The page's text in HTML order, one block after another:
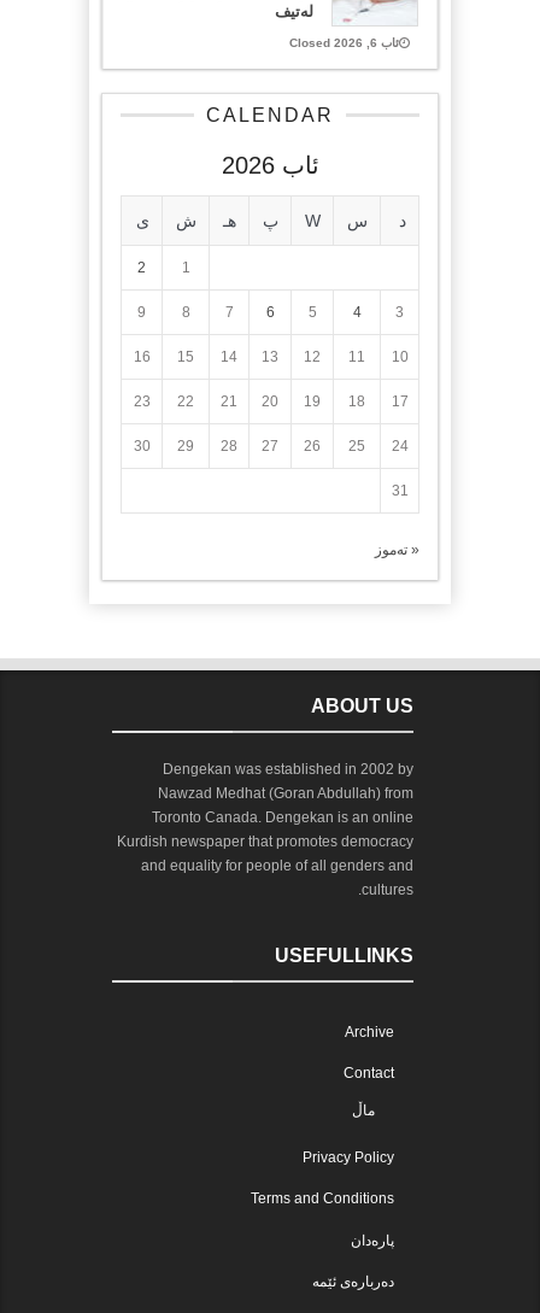
لەتیف
ئاب 6, 2026 Closed
CALENDAR
ئاب 2026
د س W پ هـ ش ی
1
2
3
4
5
6
7
8
9
10
11
12
13
14
15
16
17
18
19
20
21
22
23
24
25
26
27
28
29
30
31
« تەموز
ABOUT US
Dengekan was established in 2002 by
Nawzad Medhat (Goran Abdullah) from
Toronto Canada. Dengekan is an online
Kurdish newspaper that promotes democracy
and equality for people of all genders and
cultures.
USEFULLINKS
Archive
Contact
ماڵ
Privacy Policy
Terms and Conditions
پارەدان
دەربارەی ئێمە